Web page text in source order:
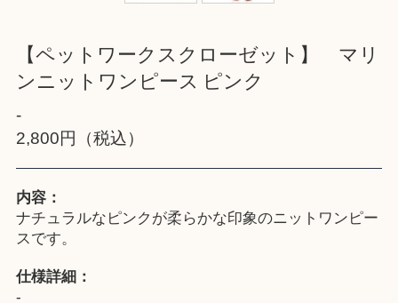
【ペットワークスクローゼット】 マリ
ンニットワンピース ピンク
-
2,800円（税込）
内容：
ナチュラルなピンクが柔らかな印象のニットワンピー
スです。
仕様詳細：
-